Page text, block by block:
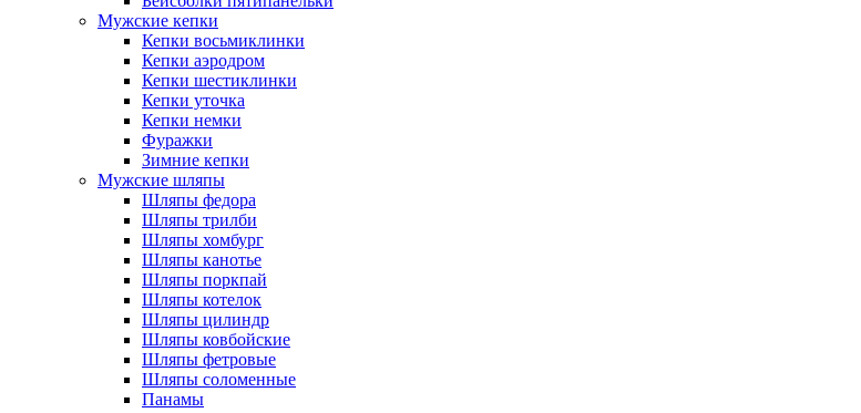
Мужские кепки
Кепки восьмиклинки
Кепки аэродром
Кепки шестиклинки
Кепки уточка
Кепки немки
Фуражки
Зимние кепки
Мужские шляпы
Шляпы федора
Шляпы трилби
Шляпы хомбург
Шляпы канотье
Шляпы поркпай
Шляпы котелок
Шляпы цилиндр
Шляпы ковбойские
Шляпы фетровые
Шляпы соломенные
Панамы